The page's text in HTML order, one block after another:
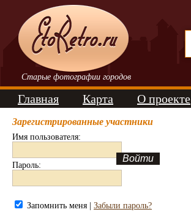
Старые фотографии городов
Главная Карта О проекте
Зарегистрированные участники
Имя пользователя:
Пароль:
Запомнить меня | Забыли пароль?